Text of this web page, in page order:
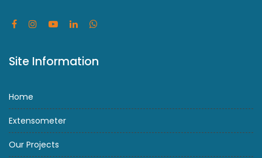
Site Information
Home
Extensometer
Our Projects